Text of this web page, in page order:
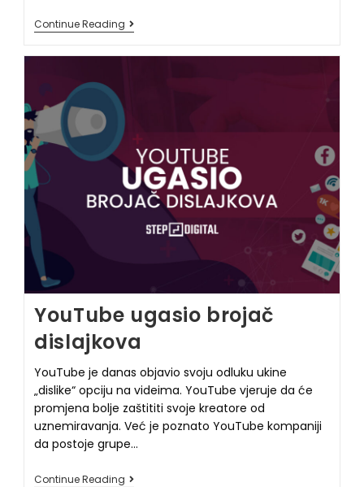
Continue Reading
YouTube ugasio brojač
dislajkova
YouTube je danas objavio svoju odluku ukine
„dislike“ opciju na videima. YouTube vjeruje da će
promjena bolje zaštititi svoje kreatore od
uznemiravanja. Već je poznato YouTube kompaniji
da postoje grupe…
Continue Reading